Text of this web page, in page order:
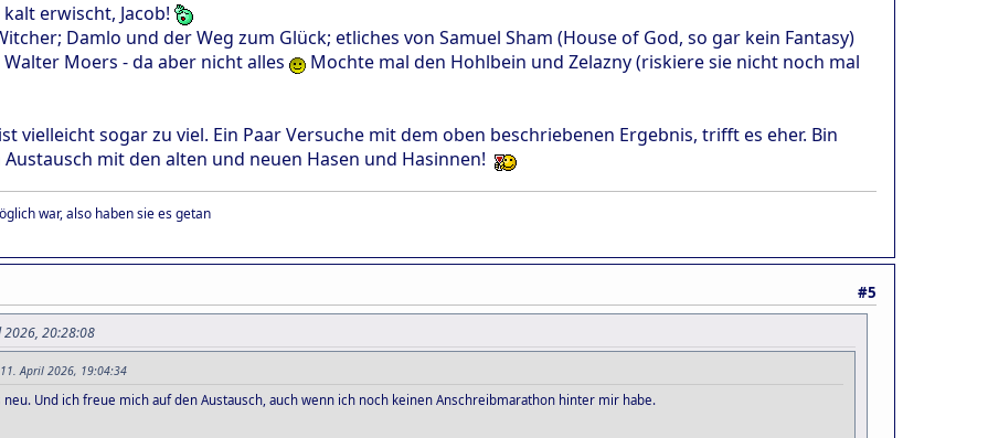
erwischt, Jacob!
Damlo und der Weg zum Glück; etliches von Samuel Sham (House of God, so gar kein Fantasy)
Moers - da aber nicht alles
Mochte mal den Hohlbein und Zelazny (riskiere sie nicht noch mal
vielleicht sogar zu viel. Ein Paar Versuche mit dem oben beschriebenen Ergebnis, trifft es eher. Bin
mit den alten und neuen Hasen und Hasinnen!
war, also haben sie es getan
#5
2026, 20:28:08
April 2026, 19:04:34
neu. Und ich freue mich auf den Austausch, auch wenn ich noch keinen Anschreibmarathon hinter mir habe.